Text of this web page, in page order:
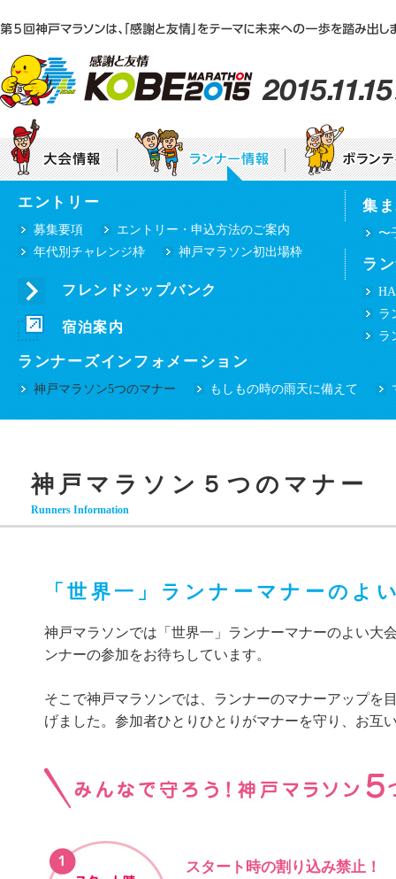
大会テーマ 大会要項
プロパティ（シンボルマーク・ロゴタイプ等）
ご使用について
交通規制のお知らせ 選手・ゲスト
エントリー
募集要項
エントリー・申込方法のご案内
年代別チャレンジ枠
神戸マラソン初出場枠
集
〜
フレンドシップバンク
宿泊案内
ラ
ラ
ラ
ランナーズインフォメーション
神戸マラソン5つのマナー もしもの時の雨天に備えて
団体ボランティア募集要項 個
神戸マラソンEXPO2015「感謝と友情ステー
ランナー・ボランティアの皆様へ
沿道の皆様へ
神戸マラソン５つのマナー
Runners Information
「世界一」ランナーマナーのよ
神戸マラソンでは「世界一」ランナーマナーのよい大
ンナーの参加をお待ちしています。
そこで神戸マラソンでは、ランナーのマナーアップを
げました。参加者ひとりひとりがマナーを守り、お互
スタート時の割り込み禁止！